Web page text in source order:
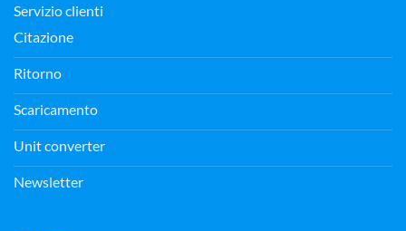
Servizio clienti
Citazione
Ritorno
Scaricamento
Unit converter
Newsletter